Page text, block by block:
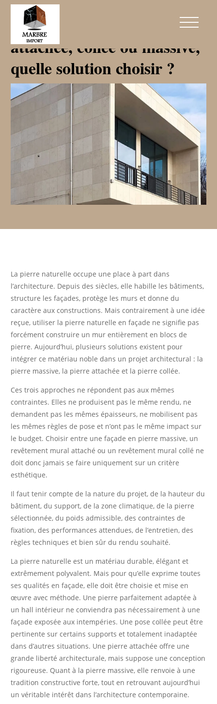
Pierre naturelle en façade :
attachée, collée ou massive,
quelle solution choisir ?
La pierre naturelle occupe une place à part dans
l’architecture. Depuis des siècles, elle habille les bâtiments,
structure les façades, protège les murs et donne du
caractère aux constructions. Mais contrairement à une idée
reçue, utiliser la pierre naturelle en façade ne signifie pas
forcément construire un mur entièrement en blocs de
pierre. Aujourd’hui, plusieurs solutions existent pour
intégrer ce matériau noble dans un projet architectural : la
pierre massive, la pierre attachée et la pierre collée.
Ces trois approches ne répondent pas aux mêmes
contraintes. Elles ne produisent pas le même rendu, ne
demandent pas les mêmes épaisseurs, ne mobilisent pas
les mêmes règles de pose et n’ont pas le même impact sur
le budget. Choisir entre une façade en pierre massive, un
revêtement mural attaché ou un revêtement mural collé ne
doit donc jamais se faire uniquement sur un critère
esthétique.
Il faut tenir compte de la nature du projet, de la hauteur du
bâtiment, du support, de la zone climatique, de la pierre
sélectionnée, du poids admissible, des contraintes de
fixation, des performances attendues, de l’entretien, des
règles techniques et bien sûr du rendu souhaité.
La pierre naturelle est un matériau durable, élégant et
extrêmement polyvalent. Mais pour qu’elle exprime toutes
ses qualités en façade, elle doit être choisie et mise en
œuvre avec méthode. Une pierre parfaitement adaptée à
un hall intérieur ne conviendra pas nécessairement à une
façade exposée aux intempéries. Une pose collée peut être
pertinente sur certains supports et totalement inadaptée
dans d’autres situations. Une pierre attachée offre une
grande liberté architecturale, mais suppose une conception
rigoureuse. Quant à la pierre massive, elle renvoie à une
tradition constructive forte, tout en retrouvant aujourd’hui
un véritable intérêt dans l’architecture contemporaine.